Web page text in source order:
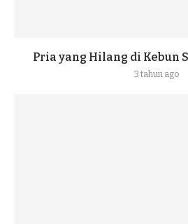
Pria yang Hilang di Kebun
3 tahun ago